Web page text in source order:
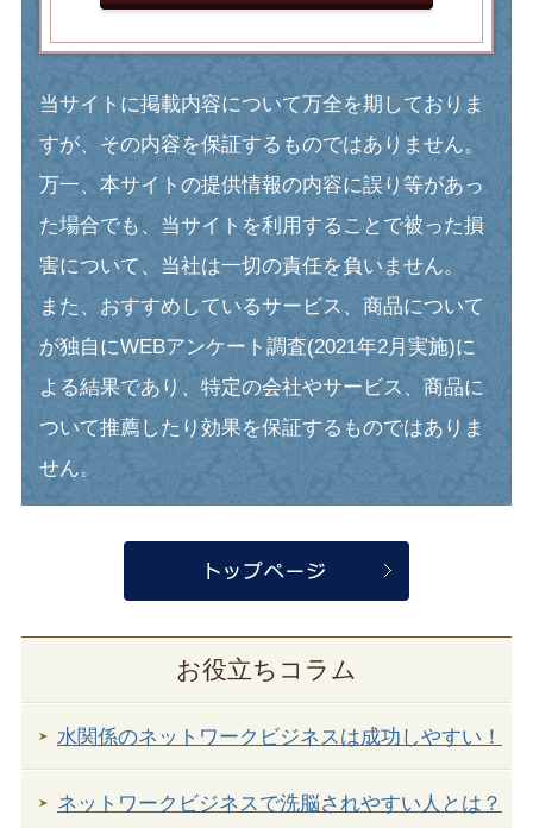
当サイトに掲載内容について万全を期しておりま
すが、その内容を保証するものではありません。
万一、本サイトの提供情報の内容に誤り等があっ
た場合でも、当サイトを利用することで被った損
害について、当社は一切の責任を負いません。
また、おすすめしているサービス、商品について
が独自にWEBアンケート調査(2021年2月実施)に
よる結果であり、特定の会社やサービス、商品に
ついて推薦したり効果を保証するものではありま
せん。
お役立ちコラム
水関係のネットワークビジネスは成功しやすい！
ネットワークビジネスで洗脳されやすい人とは？